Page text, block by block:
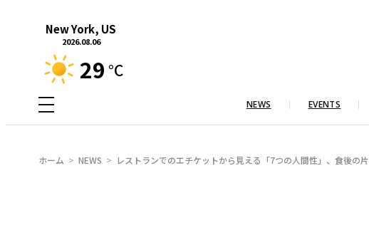
New York, US
2026.08.06
29 °C
NEWS EVENTS
ホーム NEWS レストランでのエチケットから見える「7つの人間性」、食後の